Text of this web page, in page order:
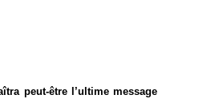
peut-être l’ultime message